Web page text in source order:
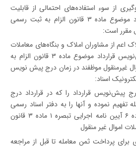
از سوء استفاده‌های احتمالی از قابلیت
ماده ۳
قانون الزام به ثبت رسمی
مقرر است:
اعم از مشاوران املاک و بنگاه‌های معاملات
ملکی در رابطه با پیش‌نویس قرارداد موضوع ماده ۳ قانون الزام به
غیرمنقول موظفند در زمان درج پیش نویس
اسناد:
پیش‌نویس قرارداد را که در قرارداد درج
تفهیم نموده و آنها را به دفتر اسناد رسمی
دلالت کنند. (تبصره ماده ۶ آیین نامه اجرایی تبصره ۱ ماده ۳ قانون
اموال غیر منقول
برای پرداخت ثمن معامله تا قبل از مراجعه